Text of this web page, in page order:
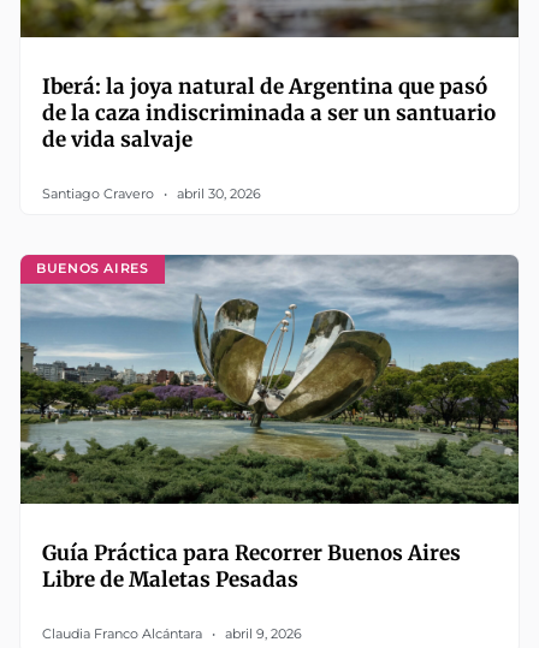
Iberá: la joya natural de Argentina que pasó
de la caza indiscriminada a ser un santuario
de vida salvaje
Santiago Cravero abril 30, 2026
BUENOS AIRES
Guía Práctica para Recorrer Buenos Aires
Libre de Maletas Pesadas
Claudia Franco Alcántara abril 9, 2026